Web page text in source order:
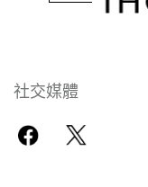
社交媒體